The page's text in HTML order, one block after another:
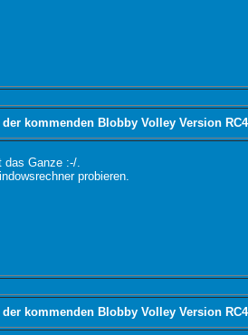
der kommenden Blobby Volley Version RC4
das Ganze :-/.
probieren.
der kommenden Blobby Volley Version RC4